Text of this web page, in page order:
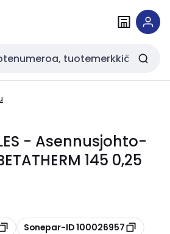
- Asennusjohto-
145 0,25
Kopioi
Sonepar-ID 100026957